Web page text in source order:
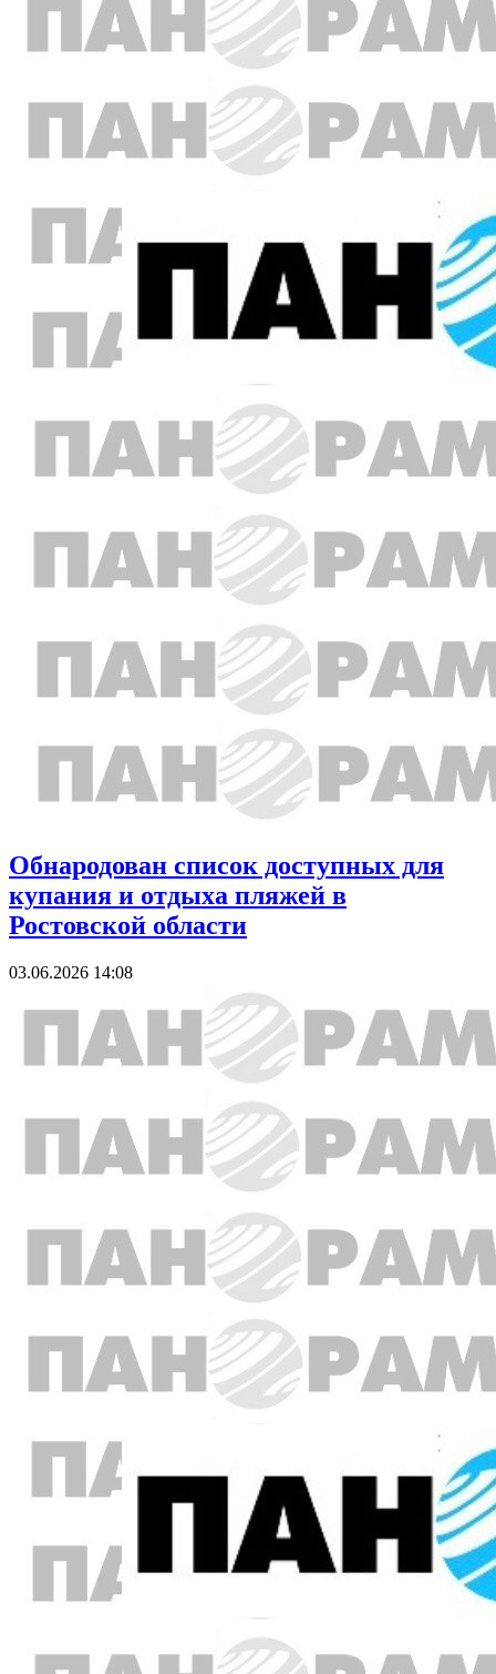
Обнародован список доступных для
купания и отдыха пляжей в
Ростовской области
03.06.2026 14:08